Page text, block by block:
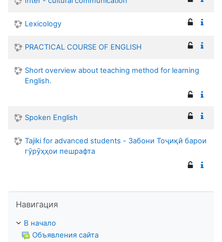
Lexicology
PRACTICAL COURSE OF ENGLISH
Short overview about teaching method for learning
English.
Spoken English
Tajiki for advanced students - Забони Тоҷиқӣ барои
гӯрӯҳҳои пешрафта
Навигация
В начало
Объявления сайта